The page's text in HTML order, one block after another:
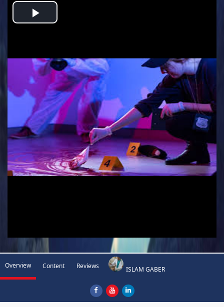
Play
Overview Content Reviews ISLAM GABER